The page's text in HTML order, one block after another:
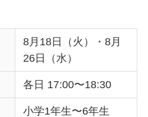
8月18日（火）・8月
26日（水）
各日 17:00〜18:30
小学1年生〜6年生